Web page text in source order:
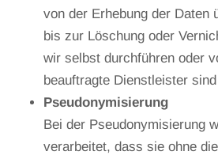
von der Erhebung der Daten
bis zur Löschung oder
wir selbst durchführen oder
beauftragte Dienstleister
Pseudonymisierung
Bei der Pseudonymisierung
verarbeitet, dass sie ohne